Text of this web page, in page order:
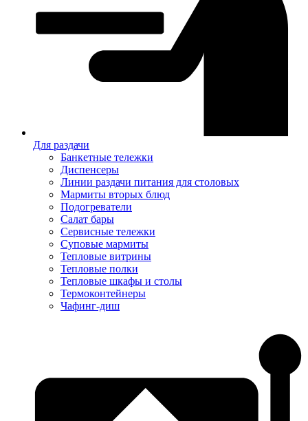
Для раздачи
Банкетные тележки
Диспенсеры
Линии раздачи питания для столовых
Мармиты вторых блюд
Подогреватели
Салат бары
Сервисные тележки
Суповые мармиты
Тепловые витрины
Тепловые полки
Тепловые шкафы и столы
Термоконтейнеры
Чафинг-диш